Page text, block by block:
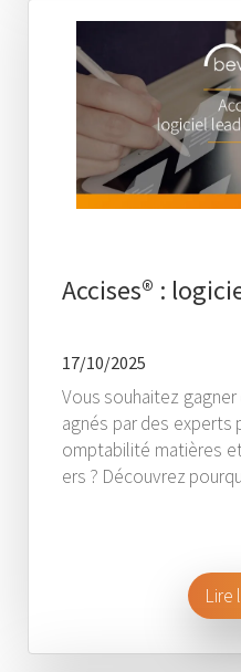
Accises® :
17/10/2025
Vous souhaitez
agnés par des
omptabilité matières
ers ? Découvrez
Lire